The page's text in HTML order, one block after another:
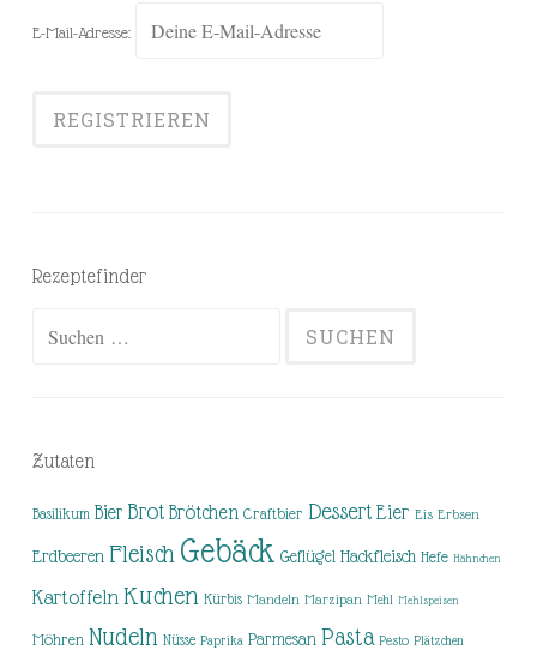
E-Mail-Adresse:
Rezeptefinder
Zutaten
Basilikum Bier Brot Brötchen Craftbier Dessert Eier Eis Erbsen
Erdbeeren Fleisch Gebäck Geflügel Hackfleisch Hefe Hähnchen
Kartoffeln Kuchen Kürbis Mandeln Marzipan Mehl Mehlspeisen
Möhren Nudeln Nüsse Paprika Parmesan Pasta Pesto Plätzchen